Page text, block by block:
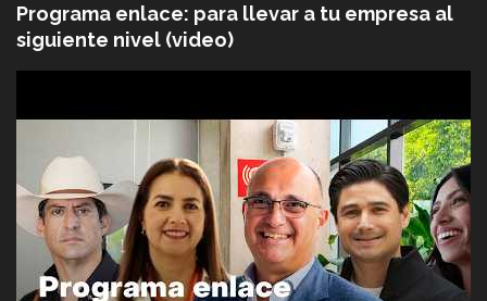
Programa enlace: para llevar a tu empresa al
siguiente nivel (video)